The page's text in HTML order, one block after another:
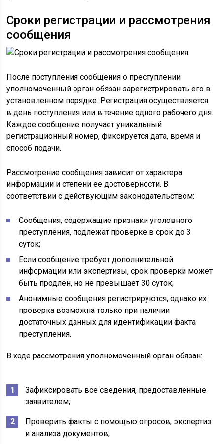
Сроки регистрации и рассмотрения
сообщения
После поступления сообщения о преступлении
уполномоченный орган обязан зарегистрировать его в
установленном порядке. Регистрация осуществляется
в день поступления или в течение одного рабочего дня.
Каждое сообщение получает уникальный
регистрационный номер, фиксируется дата, время и
способ подачи.
Рассмотрение сообщения зависит от характера
информации и степени ее достоверности. В
соответствии с действующим законодательством:
Сообщения, содержащие признаки уголовного
преступления, подлежат проверке в срок до 3
суток;
Если сообщение требует дополнительной
информации или экспертизы, срок проверки может
быть продлен, но не превышает 30 суток;
Анонимные сообщения регистрируются, однако их
проверка возможна только при наличии
достаточных данных для идентификации факта
преступления.
В ходе рассмотрения уполномоченный орган обязан:
Зафиксировать все сведения, предоставленные
заявителем;
Проверить факты с помощью опросов, экспертиз
и анализа документов;